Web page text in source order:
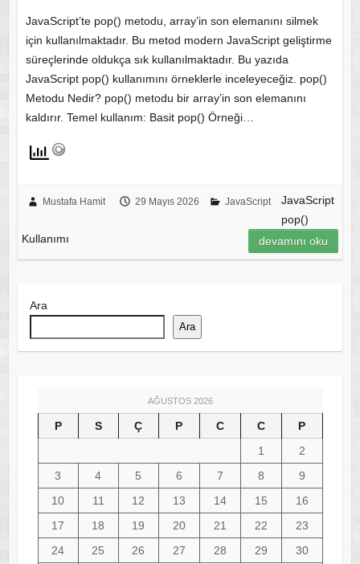
JavaScript’te pop() metodu, array’in son elemanını silmek
için kullanılmaktadır. Bu metod modern JavaScript geliştirme
süreçlerinde oldukça sık kullanılmaktadır. Bu yazıda
JavaScript pop() kullanımını örneklerle inceleyeceğiz. pop()
Metodu Nedir? pop() metodu bir array’in son elemanını
kaldırır. Temel kullanım: Basit pop() Örneği…
Mustafa Hamit 29 Mayıs 2026 JavaScript
JavaScript
pop()
Kullanımı
devamını oku
Ara
Ara
AĞUSTOS 2026
P S Ç P C C
P
1
2
3
4 5 6 7 8
9
10
11 12 13 14 15
16
17
18 19 20 21 22
23
24
25 26 27 28 29
30